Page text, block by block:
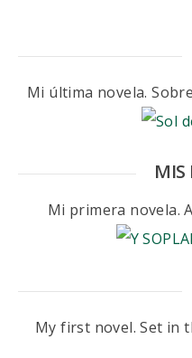
Mi última novela.
MIS
Mi primera novela.
My first novel. Set in